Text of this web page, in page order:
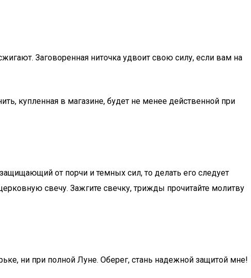
Заговоренная ниточка удвоит свою силу, если вам на
купленная в магазине, будет не менее действенной при
от порчи и темных сил, то делать его следует
свечу. Зажгите свечку, трижды прочитайте молитву
ни при полной Луне. Оберег, стань надежной защитой мне!